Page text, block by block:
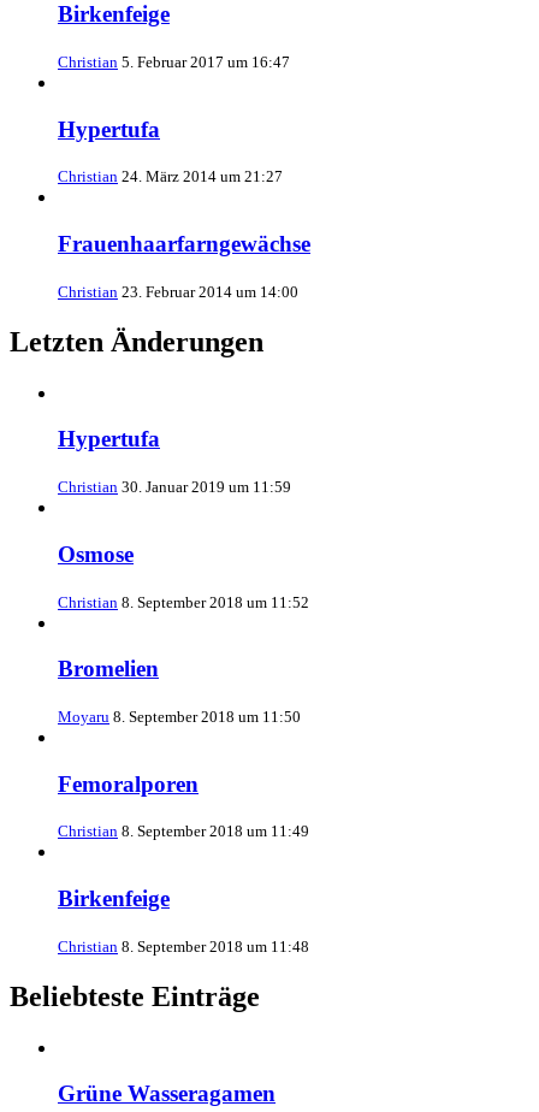
Birkenfeige
Christian 5. Februar 2017 um 16:47
Hypertufa
Christian 24. März 2014 um 21:27
Frauenhaarfarngewächse
Christian 23. Februar 2014 um 14:00
Letzten Änderungen
Hypertufa
Christian 30. Januar 2019 um 11:59
Osmose
Christian 8. September 2018 um 11:52
Bromelien
Moyaru 8. September 2018 um 11:50
Femoralporen
Christian 8. September 2018 um 11:49
Birkenfeige
Christian 8. September 2018 um 11:48
Beliebteste Einträge
Grüne Wasseragamen